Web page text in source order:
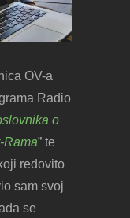
OV-a
Radio
o
Rama” te
redovito
sam svoj
se